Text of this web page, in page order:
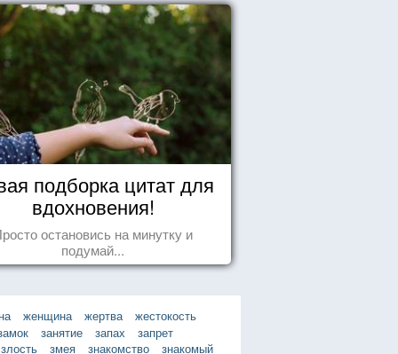
подборка цитат для
вдохновения!
остановись на минутку и
подумай...
женщина жертва
жестокость
занятие запах
запрет
злость змея знакомство знакомый